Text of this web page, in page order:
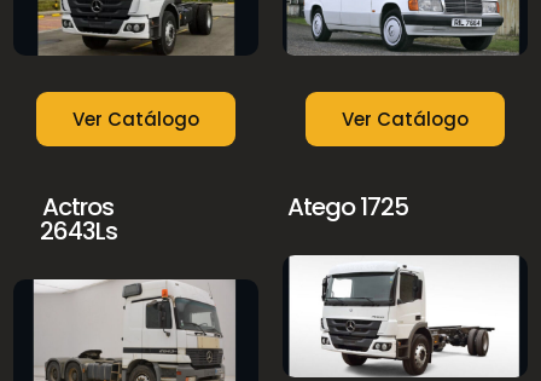
Ver Catálogo Ver Catálogo
Actros
2643Ls
Atego 1725